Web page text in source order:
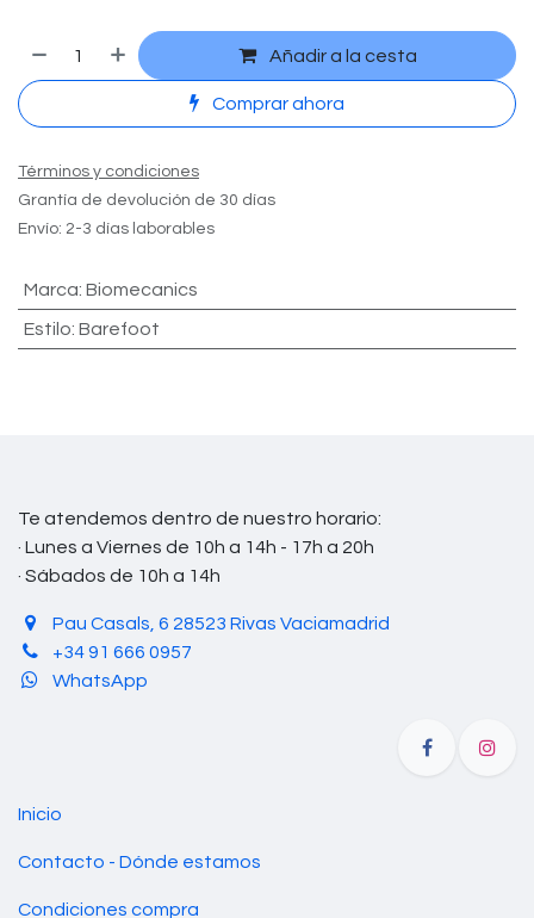
Añadir a la cesta
Comprar ahora
Términos y condiciones
Grantía de devolución de 30 días
Envío: 2-3 días laborables
Marca: Biomecanics
Estilo: Barefoot
Te atendemos dentro de nuestro horario:
· Lunes a Viernes de 10h a 14h - 17h a 20h
· Sábados de 10h a 14h
Pau Casals, 6 28523 Rivas Vaciamadrid
+34 91 666 0957
WhatsApp
Inicio
Contacto - Dónde estamos
Condiciones compra